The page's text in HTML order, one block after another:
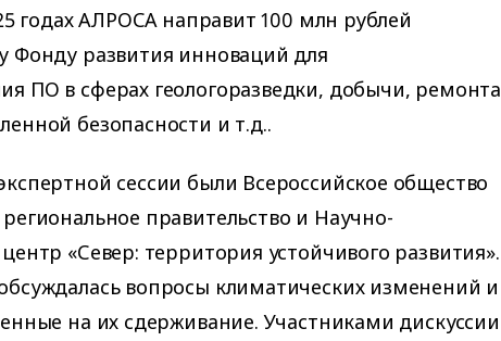
годах АЛРОСА направит 100 млн рублей
Фонду развития инноваций для
ПО в сферах геологоразведки, добычи, ремонта
безопасности и т.д..
сессии были Всероссийское общество
правительство и Научно-
«Север: территория устойчивого развития».
вопросы климатических изменений и
на их сдерживание. Участниками дискуссии